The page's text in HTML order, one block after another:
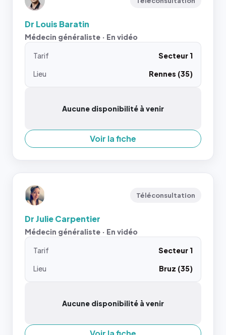
Dr Louis Baratin
Médecin généraliste · En vidéo
Tarif
Secteur 1
Lieu
Rennes (35)
Aucune disponibilité à venir
Voir la fiche
Téléconsultation
Dr Julie Carpentier
Médecin généraliste · En vidéo
Tarif
Secteur 1
Lieu
Bruz (35)
Aucune disponibilité à venir